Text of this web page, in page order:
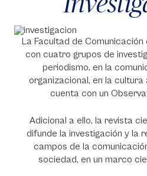
La Facultad de
con cuatro grupos de
periodismo, en la
organizacional, en la cultura
cuenta con un
Adicional a ello, la revista
difunde la investigación y la
campos de la
sociedad, en un marco